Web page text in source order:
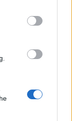
below Google
eseményeit
részlegeként
Filmintézet, a
Színházi